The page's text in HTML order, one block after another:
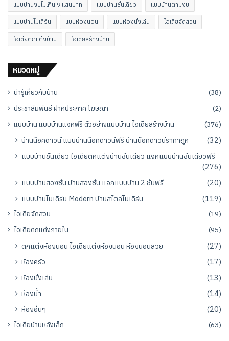
แบบบ้านงบไม่เกิน 9 แสนบาท แบบบ้านชั้นเดียว แบบบ้านตามงบ
แบบบ้านโมเดิร์น แบบห้องนอน แบบห้องนั่งเล่น ไอเดียจัดสวน
ไอเดียตกแต่งบ้าน ไอเดียสร้างบ้าน
หมวดหมู่
น่ารู้เกี่ยวกับบ้าน
(38)
ประชาสัมพันธ์ ฝากประกาศ โฆษณา
(2)
แบบบ้าน แบบบ้านแจกฟรี ตัวอย่างแบบบ้าน ไอเดียสร้างบ้าน
(376)
บ้านน็อคดาวน์ แบบบ้านน็อคดาวน์ฟรี บ้านน็อคดาวน์ราคาถูก
(32)
แบบบ้านชั้นเดียว ไอเดียตกแต่งบ้านชั้นเดียว แจกแบบบ้านชั้นเดียวฟรี
(276)
แบบบ้านสองชั้น บ้านสองชั้น แจกแบบบ้าน 2 ชั้นฟรี
(20)
แบบบ้านโมเดิร์น Modern บ้านสไตล์โมเดิร์น
(119)
ไอเดียจัดสวน
(19)
ไอเดียตกแต่งภายใน
(95)
ตกแต่งห้องนอน ไอเดียแต่งห้องนอน ห้องนอนสวย
(27)
ห้องครัว
(17)
ห้องนั่งเล่น
(13)
ห้องน้ำ
(14)
ห้องอื่นๆ
(20)
ไอเดียบ้านหลังเล็ก (63)